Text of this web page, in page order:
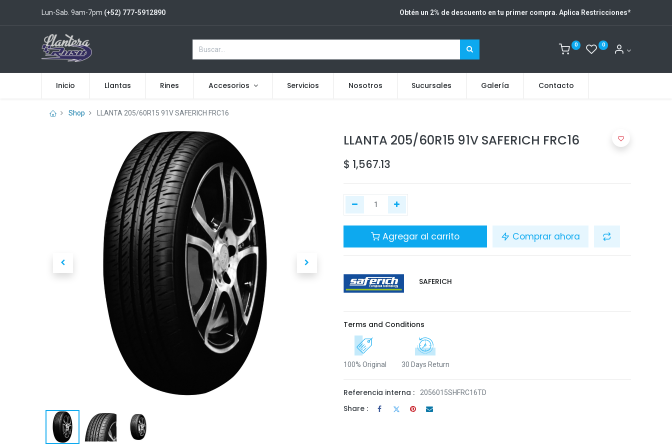
Lun-Sab. 9am-7pm (+52) 777-5912890 Obtén un 2% de descuento en tu primer compra. Aplica Restricciones*
0 0
Inicio Llantas Rines Accesorios Servicios Nosotros Sucursales Galería Contacto
Shop LLANTA 205/60R15 91V SAFERICH FRC16
LLANTA 205/60R15 91V SAFERICH FRC16
$ 1,567.13
Agregar al carrito Comprar ahora
SAFERICH
Terms and Conditions
100% Original 30 Days Return
Referencia interna : 2056015SHFRC16TD
Share :